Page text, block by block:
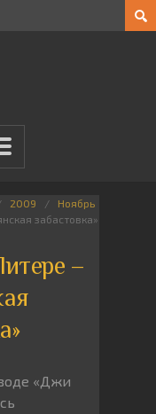
2009
Ноябрь
забастовка»
–
«Джи